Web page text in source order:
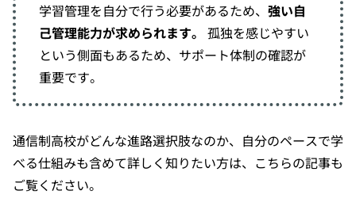
学習管理を自分で行う必要があるため、強い自
己管理能力が求められます。 孤独を感じやすい
という側面もあるため、サポート体制の確認が
重要です。
通信制高校がどんな進路選択肢なのか、自分のペースで学
べる仕組みも含めて詳しく知りたい方は、こちらの記事も
ご覧ください。